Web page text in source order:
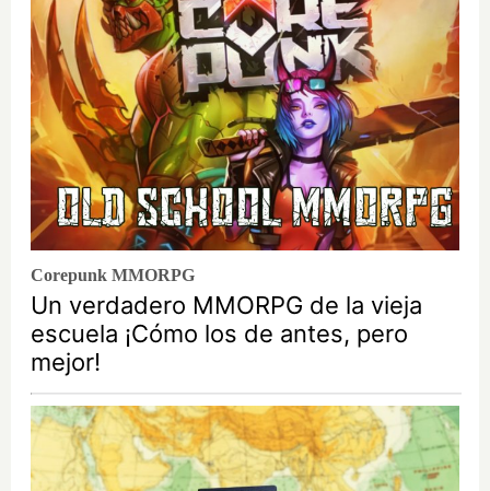
Corepunk MMORPG
Un verdadero MMORPG de la vieja
escuela ¡Cómo los de antes, pero
mejor!